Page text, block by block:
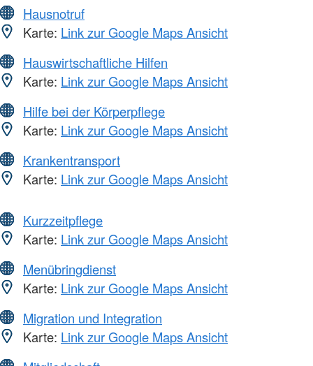
Hausnotruf
Karte: Link zur Google Maps Ansicht
Hauswirtschaftliche Hilfen
Karte: Link zur Google Maps Ansicht
Hilfe bei der Körperpflege
Karte: Link zur Google Maps Ansicht
Krankentransport
Karte: Link zur Google Maps Ansicht
Kurzzeitpflege
Karte: Link zur Google Maps Ansicht
Menübringdienst
Karte: Link zur Google Maps Ansicht
Migration und Integration
Karte: Link zur Google Maps Ansicht